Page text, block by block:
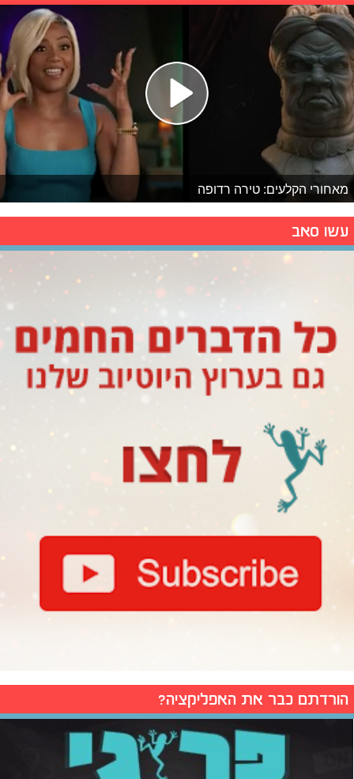
מאחורי הקלעים: טירה רדופה
עשו סאב
הורדתם כבר את האפליקציה?